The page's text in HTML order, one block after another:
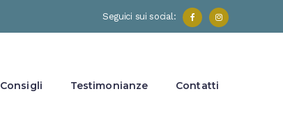
Seguici sui social:
Consigli Testimonianze Contatti